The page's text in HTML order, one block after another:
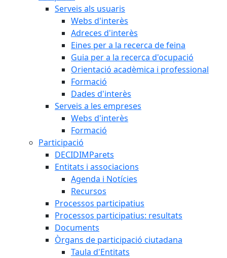
Serveis als usuaris
Webs d'interès
Adreces d'interès
Eines per a la recerca de feina
Guia per a la recerca d'ocupació
Orientació acadèmica i professional
Formació
Dades d'interès
Serveis a les empreses
Webs d'interès
Formació
Participació
DECIDIMParets
Entitats i associacions
Agenda i Notícies
Recursos
Processos participatius
Processos participatius: resultats
Documents
Òrgans de participació ciutadana
Taula d'Entitats